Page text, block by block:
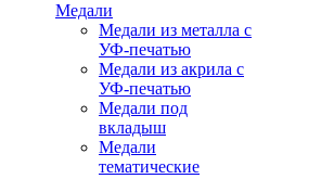
Медали
Медали из металла с
УФ-печатью
Медали из акрила с
УФ-печатью
Медали под
вкладыш
Медали
тематические